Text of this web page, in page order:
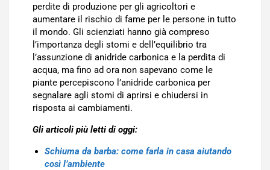
perdite di produzione per gli agricoltori e
aumentare il rischio di fame per le persone in tutto
il mondo. Gli scienziati hanno già compreso
l’importanza degli stomi e dell’equilibrio tra
l’assunzione di anidride carbonica e la perdita di
acqua, ma fino ad ora non sapevano come le
piante percepiscono l’anidride carbonica per
segnalare agli stomi di aprirsi e chiudersi in
risposta ai cambiamenti.
Gli articoli più letti di oggi:
Schiuma da barba: come farla in casa aiutando
così l’ambiente